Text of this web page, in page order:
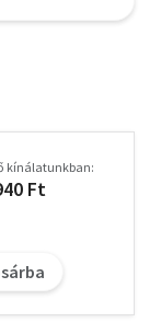
kínálatunkban:
Ft